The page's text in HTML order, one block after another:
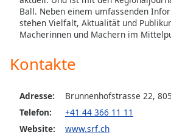
Font
Family
Reset
Close
Modal
Dialog
Ball. Neben einem umfassenden
stehen Vielfalt, Aktualität und
Macherinnen und Machern im
Kontakte
Adresse:
Brunnenhofstrasse 22,
Telefon:
+41 44 366 11 11
Website:
www.srf.ch